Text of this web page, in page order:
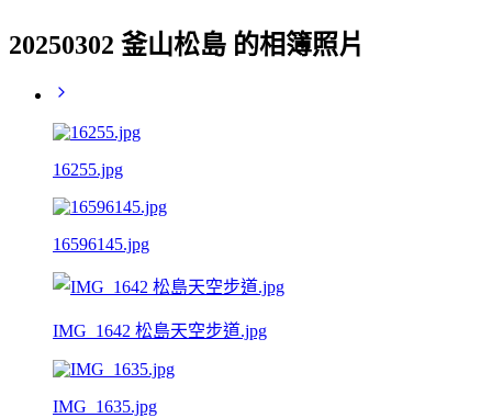
20250302 釜山松島 的相簿照片
16255.jpg
16596145.jpg
IMG_1642 松島天空步道.jpg
IMG_1635.jpg